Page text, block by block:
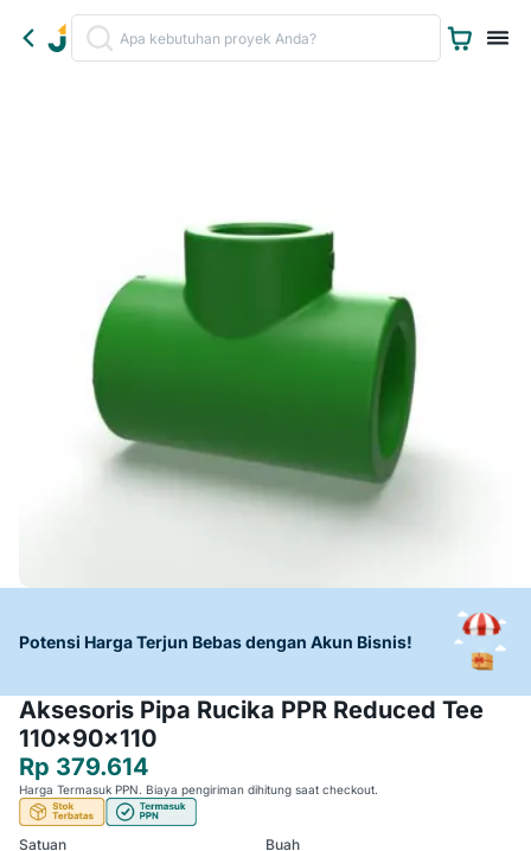
Potensi Harga Terjun Bebas dengan Akun Bisnis!
Aksesoris Pipa Rucika PPR Reduced Tee
110x90x110
Rp 379.614
Harga Termasuk PPN. Biaya pengiriman dihitung saat checkout.
Satuan Buah